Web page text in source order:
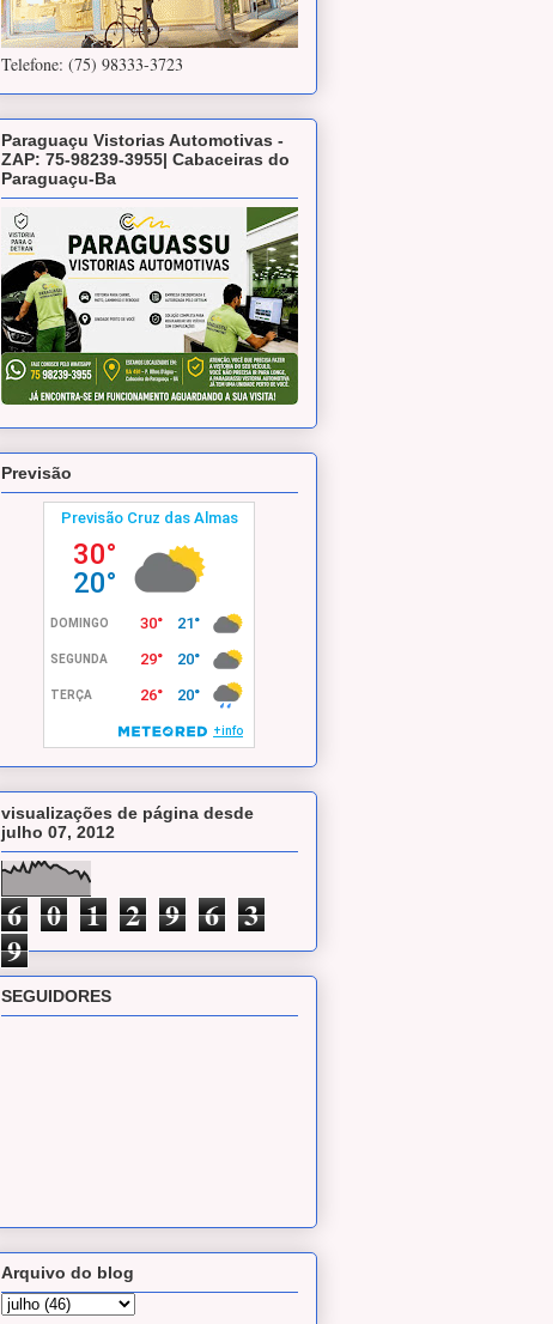
Telefone: (75) 98333-3723
Paraguaçu Vistorias Automotivas -
ZAP: 75-98239-3955| Cabaceiras do
Paraguaçu-Ba
Previsão
visualizações de página desde
julho 07, 2012
6 0 1 2 9 6 3
9
SEGUIDORES
Arquivo do blog